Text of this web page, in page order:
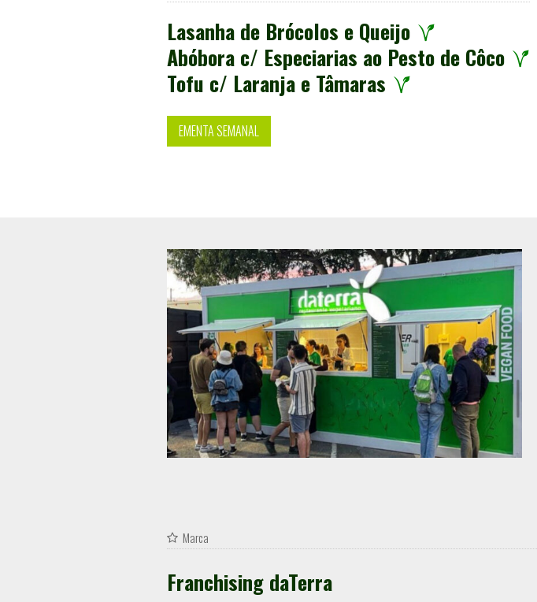
Lasanha de Brócolos e Queijo
Abóbora c/ Especiarias ao Pesto de Côco
Tofu c/ Laranja e Tâmaras
EMENTA SEMANAL
Marca
Franchising daTerra